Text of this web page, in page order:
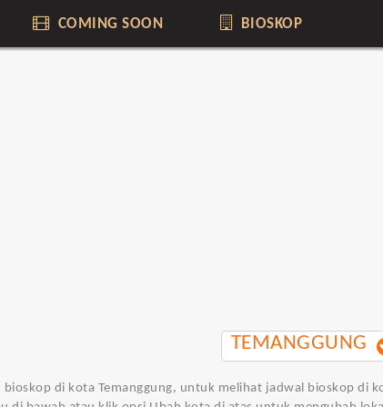
COMING SOON BIOSKOP
TEMANGGUNG
bioskop di kota Temanggung, untuk melihat jadwal bioskop di